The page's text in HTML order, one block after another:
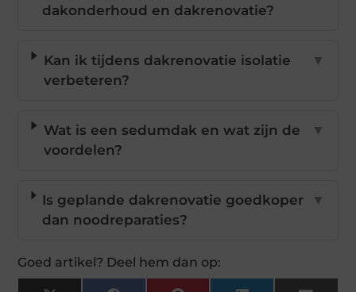
dakonderhoud en dakrenovatie?
Kan ik tijdens dakrenovatie isolatie
verbeteren?
▼
Wat is een sedumdak en wat zijn de
voordelen?
▼
Is geplande dakrenovatie goedkoper
dan noodreparaties?
▼
Goed artikel? Deel hem dan op: